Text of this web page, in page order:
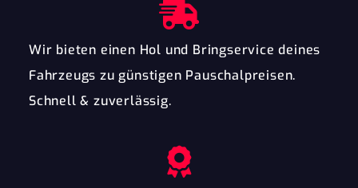
Wir bieten einen Hol und Bringservice deines
Fahrzeugs zu günstigen Pauschalpreisen.
Schnell & zuverlässig.